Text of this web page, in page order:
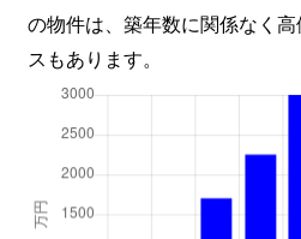
の物件は、築年数に関係なく
スもあります。